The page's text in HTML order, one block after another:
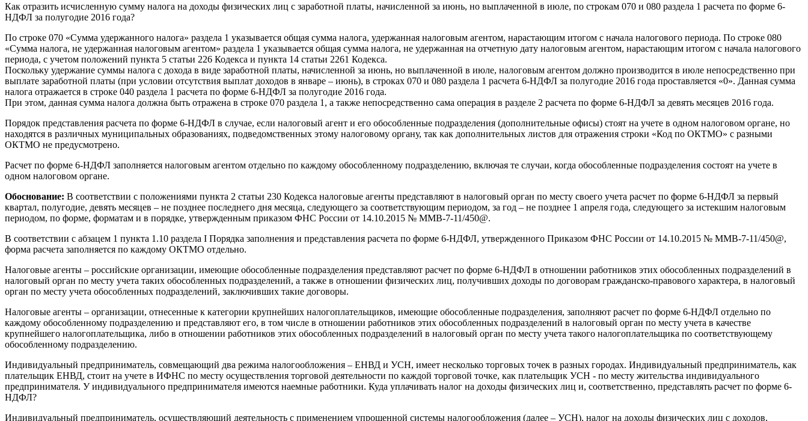
Как отразить исчисленную сумму налога на доходы физических лиц с заработной платы, начисленной за июнь, но выплаченной в июле, по строкам 070 и 080 раздела 1 расчета по форме 6-
НДФЛ за полугодие 2016 года?
По строке 070 «Сумма удержанного налога» раздела 1 указывается общая сумма налога, удержанная налоговым агентом, нарастающим итогом с начала налогового периода. По строке 080
«Сумма налога, не удержанная налоговым агентом» раздела 1 указывается общая сумма налога, не удержанная на отчетную дату налоговым агентом, нарастающим итогом с начала налогового
периода, с учетом положений пункта 5 статьи 226 Кодекса и пункта 14 статьи 2261 Кодекса.
Поскольку удержание суммы налога с дохода в виде заработной платы, начисленной за июнь, но выплаченной в июле, налоговым агентом должно производится в июле непосредственно при
выплате заработной платы (при условии отсутствия выплат доходов в январе – июнь), в строках 070 и 080 раздела 1 расчета 6-НДФЛ за полугодие 2016 года проставляется «0». Данная сумма
налога отражается в строке 040 раздела 1 расчета по форме 6-НДФЛ за полугодие 2016 года.
При этом, данная сумма налога должна быть отражена в строке 070 раздела 1, а также непосредственно сама операция в разделе 2 расчета по форме 6-НДФЛ за девять месяцев 2016 года.
Порядок представления расчета по форме 6-НДФЛ в случае, если налоговый агент и его обособленные подразделения (дополнительные офисы) стоят на учете в одном налоговом органе, но
находятся в различных муниципальных образованиях, подведомственных этому налоговому органу, так как дополнительных листов для отражения строки «Код по ОКТМО» с разными
ОКТМО не предусмотрено.
Расчет по форме 6-НДФЛ заполняется налоговым агентом отдельно по каждому обособленному подразделению, включая те случаи, когда обособленные подразделения состоят на учете в
одном налоговом органе.
Обоснование: В соответствии с положениями пункта 2 статьи 230 Кодекса налоговые агенты представляют в налоговый орган по месту своего учета расчет по форме 6-НДФЛ за первый
квартал, полугодие, девять месяцев – не позднее последнего дня месяца, следующего за соответствующим периодом, за год – не позднее 1 апреля года, следующего за истекшим налоговым
периодом, по форме, форматам и в порядке, утвержденным приказом ФНС России от 14.10.2015 № ММВ-7-11/450@.
В соответствии с абзацем 1 пункта 1.10 раздела I Порядка заполнения и представления расчета по форме 6-НДФЛ, утвержденного Приказом ФНС России от 14.10.2015 № ММВ-7-11/450@,
форма расчета заполняется по каждому ОКТМО отдельно.
Налоговые агенты – российские организации, имеющие обособленные подразделения представляют расчет по форме 6-НДФЛ в отношении работников этих обособленных подразделений в
налоговый орган по месту учета таких обособленных подразделений, а также в отношении физических лиц, получивших доходы по договорам гражданско-правового характера, в налоговый
орган по месту учета обособленных подразделений, заключивших такие договоры.
Налоговые агенты – организации, отнесенные к категории крупнейших налогоплательщиков, имеющие обособленные подразделения, заполняют расчет по форме 6-НДФЛ отдельно по
каждому обособленному подразделению и представляют его, в том числе в отношении работников этих обособленных подразделений в налоговый орган по месту учета в качестве
крупнейшего налогоплательщика, либо в отношении работников этих обособленных подразделений в налоговый орган по месту учета такого налогоплательщика по соответствующему
обособленному подразделению.
Индивидуальный предприниматель, совмещающий два режима налогообложения – ЕНВД и УСН, имеет несколько торговых точек в разных городах. Индивидуальный предприниматель, как
плательщик ЕНВД, стоит на учете в ИФНС по месту осуществления торговой деятельности по каждой торговой точке, как плательщик УСН - по месту жительства индивидуального
предпринимателя. У индивидуального предпринимателя имеются наемные работники. Куда уплачивать налог на доходы физических лиц и, соответственно, представлять расчет по форме 6-
НДФЛ?
Индивидуальный предприниматель, осуществляющий деятельность с применением упрощенной системы налогообложения (далее – УСН), налог на доходы физических лиц с доходов,